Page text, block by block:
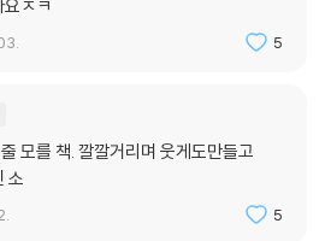
가슴 훈훈한 이야기
는 어려운 선택의 문제
맞고 싶은데 어떻게 해야 하냐고 고민 상담
기도 하지만 이 답장 편지는 나중에 가서 큰
ㅈㅋ
5
모를 책. 깔깔거리며 웃게도만들고
소
5